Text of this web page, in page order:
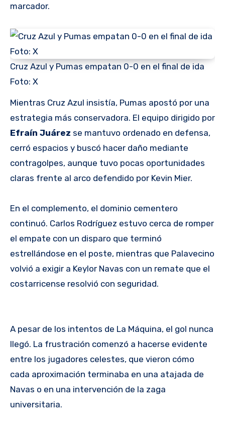
marcador.
Cruz Azul y Pumas empatan 0-0 en el final de ida
Foto: X
Mientras Cruz Azul insistía, Pumas apostó por una
estrategia más conservadora. El equipo dirigido por
Efraín Juárez se mantuvo ordenado en defensa,
cerró espacios y buscó hacer daño mediante
contragolpes, aunque tuvo pocas oportunidades
claras frente al arco defendido por Kevin Mier.
En el complemento, el dominio cementero
continuó. Carlos Rodríguez estuvo cerca de romper
el empate con un disparo que terminó
estrellándose en el poste, mientras que Palavecino
volvió a exigir a Keylor Navas con un remate que el
costarricense resolvió con seguridad.
A pesar de los intentos de La Máquina, el gol nunca
llegó. La frustración comenzó a hacerse evidente
entre los jugadores celestes, que vieron cómo
cada aproximación terminaba en una atajada de
Navas o en una intervención de la zaga
universitaria.